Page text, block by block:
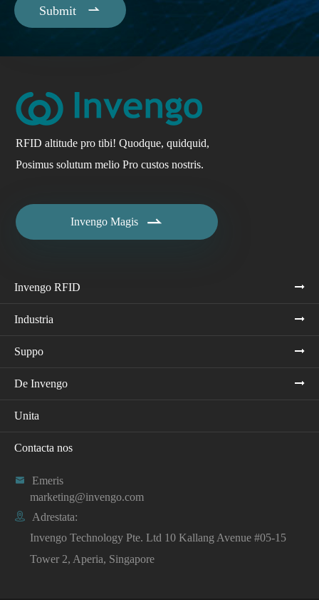
Submit 
RFID altitude pro tibi! Quodque, quidquid,
Posimus solutum melio Pro custos nostris.
Invengo Magis 
Invengo RFID
Industria
Suppo
De Invengo
Unita
Contacta nos

Emeris
marketing@invengo.com

Adrestata:
Invengo Technology Pte. Ltd 10 Kallang Avenue #05-15
Tower 2, Aperia, Singapore